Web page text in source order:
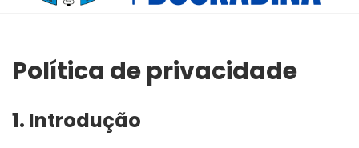
Política de privacidade
1. Introdução